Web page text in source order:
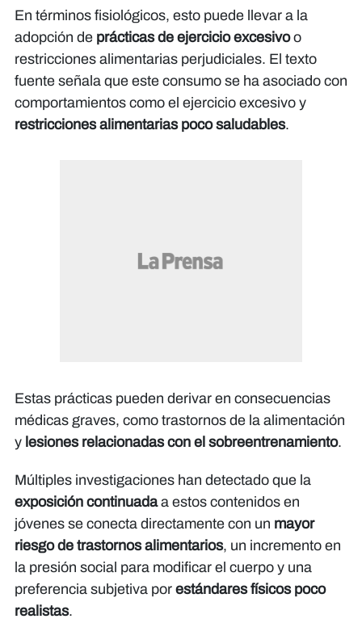
En términos fisiológicos, esto puede llevar a la
adopción de prácticas de ejercicio excesivoo
restricciones alimentarias perjudiciales. El texto
fuente señala que este consumo se ha asociado con
comportamientos como el ejercicio excesivo y
restricciones alimentarias poco saludables.
Estas prácticas pueden derivar en consecuencias
médicas graves, como trastornos de la alimentación
y lesiones relacionadas con el sobreentrenamiento.
Múltiples investigaciones han detectado que la
exposición continuadaa estos contenidos en
jóvenes se conecta directamente con un mayor
riesgo de trastornos alimentarios, un incremento en
la presión social para modificar el cuerpo y una
preferencia subjetiva por estándares físicos poco
realistas.